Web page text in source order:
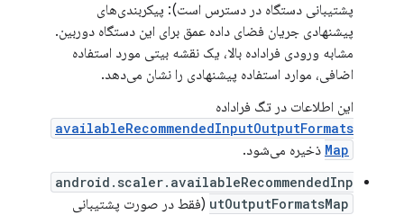
پشتیبانی دستگاه در دسترس است): پیکربندی‌های
پیشنهادی جریان فضای داده عمق برای این دستگاه دوربین.
مشابه ورودی فراداده بالا، یک نقشه بیتی مورد استفاده
اضافی، موارد استفاده پیشنهادی را نشان می‌دهد.
این اطلاعات در تگ فراداده
availableRecommendedInputOutputFormats
Map ذخیره می‌شود.
android.scaler.availableRecommendedInp
utOutputFormatsMap (فقط در صورت پشتیبانی